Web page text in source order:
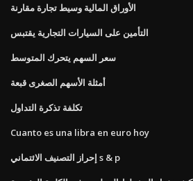
الأوراق المالية وسيط تجارة مقارنة
التأمين على السيارات التجارية يقتبس
سعر السهم يتحرك المتوسط
أمثلة الأسهم الصغرى قبعة
تكلفة تذكرة التداول
Cuanto es una libra en euro hoy
إحراز التصنيف الائتماني s & p